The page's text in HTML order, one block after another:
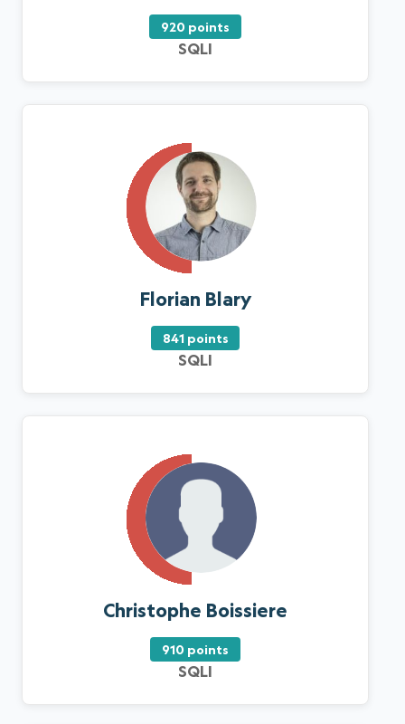
920 points
SQLI
Florian Blary
841 points
SQLI
Christophe Boissiere
910 points
SQLI